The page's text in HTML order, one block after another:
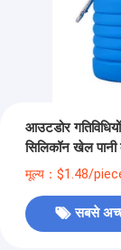
आउटडोर
सिलिकॉन खेल पानी
मूल्य：$1.48/
सबसे